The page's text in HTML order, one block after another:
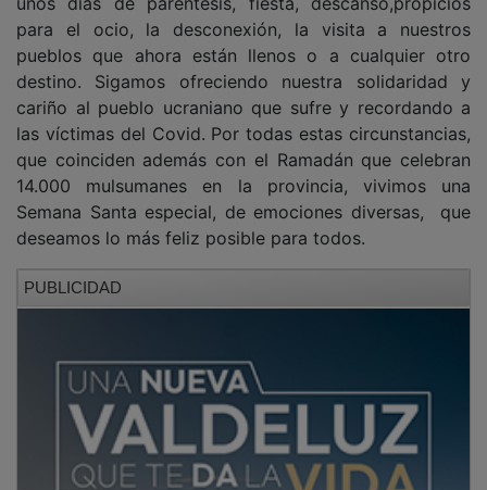
para el ocio, la desconexión, la visita a nuestros
pueblos que ahora están llenos o a cualquier otro
destino. Sigamos ofreciendo nuestra solidaridad y
cariño al pueblo ucraniano que sufre y recordando a
las víctimas del Covid. Por todas estas circunstancias,
que coinciden además con el Ramadán que celebran
14.000 mulsumanes en la provincia, vivimos una
Semana Santa especial, de emociones diversas, que
deseamos lo más feliz posible para todos.